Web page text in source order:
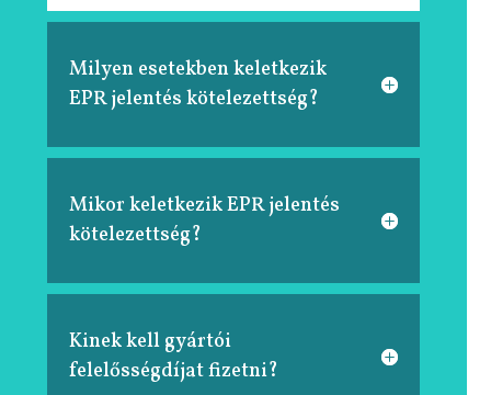
Milyen esetekben keletkezik
EPR jelentés kötelezettség?
Mikor keletkezik EPR jelentés
kötelezettség?
Kinek kell gyártói
felelősségdíjat fizetni?